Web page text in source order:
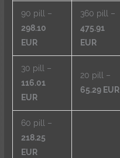
90 pill –
298.10
EUR
360 pill –
475.91
EUR
30 pill –
116.01
EUR
20 pill –
65.29 EUR
60 pill –
218.25
EUR